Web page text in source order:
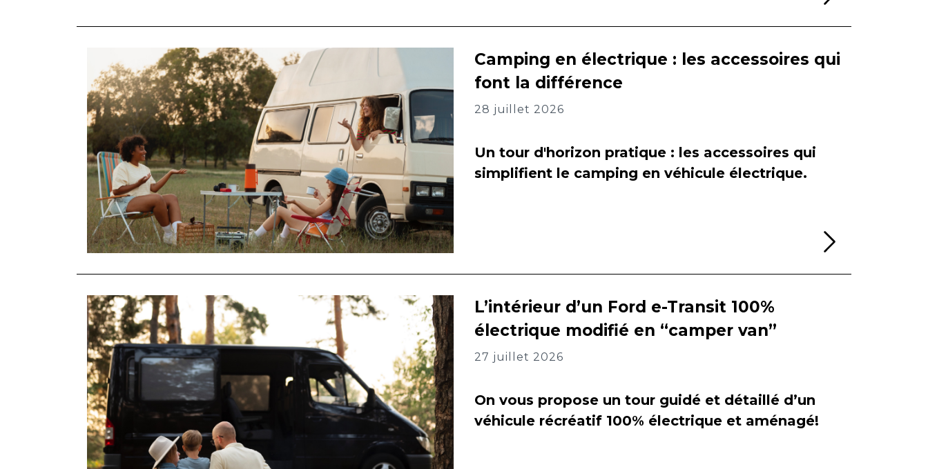
Camping en électrique : les accessoires qui
font la différence
28 juillet 2026
Un tour d'horizon pratique : les accessoires qui
simplifient le camping en véhicule électrique.
L’intérieur d’un Ford e-Transit 100%
électrique modifié en “camper van”
27 juillet 2026
On vous propose un tour guidé et détaillé d’un
véhicule récréatif 100% électrique et aménagé!